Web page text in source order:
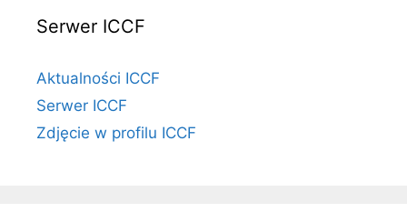
Serwer ICCF
Aktualności ICCF
Serwer ICCF
Zdjęcie w profilu ICCF